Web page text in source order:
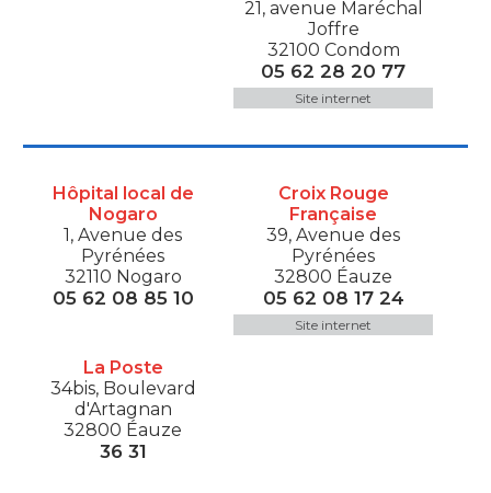
21, avenue Maréchal
Joffre
32100 Condom
05 62 28 20 77
Site internet
Hôpital local de
Nogaro
1, Avenue des
Pyrénées
32110 Nogaro
05 62 08 85 10
Croix Rouge
Française
39, Avenue des
Pyrénées
32800 Éauze
05 62 08 17 24
Site internet
La Poste
34bis, Boulevard
d'Artagnan
32800 Éauze
36 31